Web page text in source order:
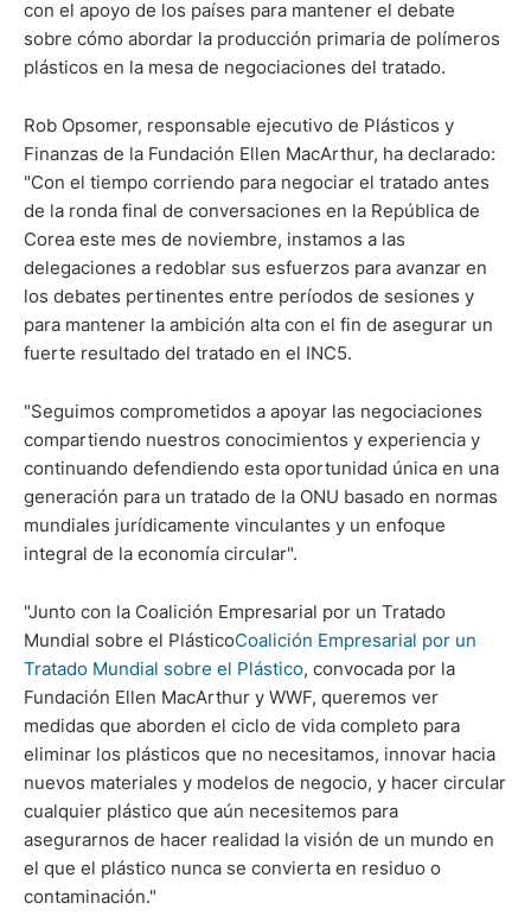
con el apoyo de los países para mantener el debate
sobre cómo abordar la producción primaria de polímeros
plásticos en la mesa de negociaciones del tratado.
Rob Opsomer, responsable ejecutivo de Plásticos y
Finanzas de la Fundación Ellen MacArthur, ha declarado:
"Con el tiempo corriendo para negociar el tratado antes
de la ronda final de conversaciones en la República de
Corea este mes de noviembre, instamos a las
delegaciones a redoblar sus esfuerzos para avanzar en
los debates pertinentes entre períodos de sesiones y
para mantener la ambición alta con el fin de asegurar un
fuerte resultado del tratado en el INC5.
"Seguimos comprometidos a apoyar las negociaciones
compartiendo nuestros conocimientos y experiencia y
continuando defendiendo esta oportunidad única en una
generación para un tratado de la ONU basado en normas
mundiales jurídicamente vinculantes y un enfoque
integral de la economía circular".
"Junto con la Coalición Empresarial por un Tratado
Mundial sobre el PlásticoCoalición Empresarial por un
Tratado Mundial sobre el Plástico, convocada por la
Fundación Ellen MacArthur y WWF, queremos ver
medidas que aborden el ciclo de vida completo para
eliminar los plásticos que no necesitamos, innovar hacia
nuevos materiales y modelos de negocio, y hacer circular
cualquier plástico que aún necesitemos para
asegurarnos de hacer realidad la visión de un mundo en
el que el plástico nunca se convierta en residuo o
contaminación."